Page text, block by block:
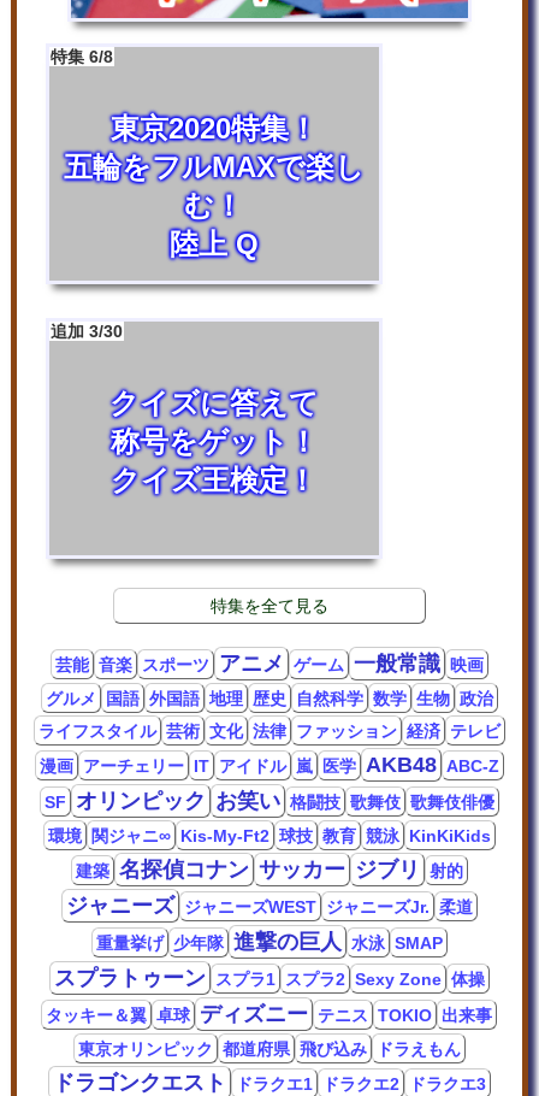
特集 6/8
東京2020特集！
五輪をフルMAXで楽し
む！
陸上 Q
追加 3/30
クイズに答えて
称号をゲット！
クイズ王検定！
特集を全て見る
芸能 音楽 スポーツ アニメ ゲーム 一般常識 映画
グルメ
国語 外国語 地理 歴史 自然科学 数学 生物 政治
ライフスタイル 芸術 文化 法律 ファッション 経済 テレビ
漫画 アーチェリー IT アイドル 嵐 医学 AKB48 ABC-Z
SF
オリンピック お笑い 格闘技 歌舞伎 歌舞伎俳優
環境
関ジャニ∞ Kis-My-Ft2 球技 教育 競泳 KinKiKids
建築 名探偵コナン サッカー ジブリ 射的
ジャニーズ ジャニーズWEST ジャニーズJr. 柔道
重量挙げ 少年隊 進撃の巨人 水泳 SMAP
スプラトゥーン スプラ1 スプラ2 Sexy Zone 体操
タッキー＆翼 卓球 ディズニー テニス TOKIO 出来事
東京オリンピック
都道府県 飛び込み ドラえもん
ドラゴンクエスト ドラクエ1 ドラクエ2
ドラクエ3